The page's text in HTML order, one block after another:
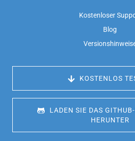
Kostenloser
Blog
KOSTENLOS
LADEN SIE DAS
HERUNTER